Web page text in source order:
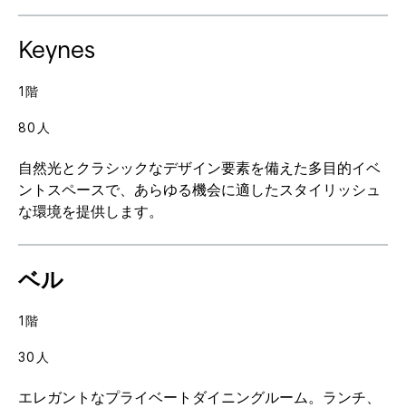
Keynes
自然光とクラシックなデザイン要素を備えた多目的イベ
ントスペースで、あらゆる機会に適したスタイリッシュ
な環境を提供します。
1階
80人
ベル
エレガントなプライベートダイニングルーム。ランチ、
1階
30人